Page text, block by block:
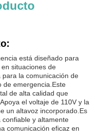
está diseñado para
situaciones de
la comunicación de
de emergencia.Este
de alta calidad que
el voltaje de 110V y la
un altavoz incorporado.Es
y altamente
comunicación eficaz en